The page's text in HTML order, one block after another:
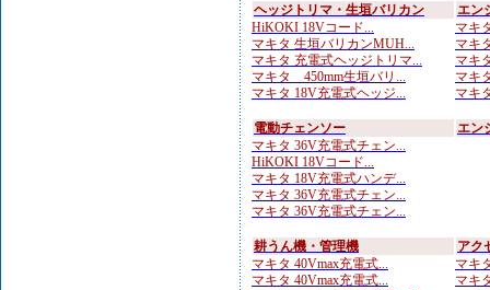
ヘッジトリマ・生垣バリカン
HiKOKI 18Vコード...
マキタ 生垣バリカンMUH...
マキタ 充電式ヘッジトリマ...
マキタ 450mm生垣バリ...
マキタ 18V充電式ヘッジ...
エン
マキ
マキ
マキ
マキ
マキ
電動チェンソー
マキタ 36V充電式チェン...
HiKOKI 18Vコード...
マキタ 18V充電式ハンデ...
マキタ 36V充電式チェン...
マキタ 36V充電式チェン...
エン
耕うん機・管理機
マキタ 40Vmax充電式...
マキタ 40Vmax充電式...
アク
マキ
マキ